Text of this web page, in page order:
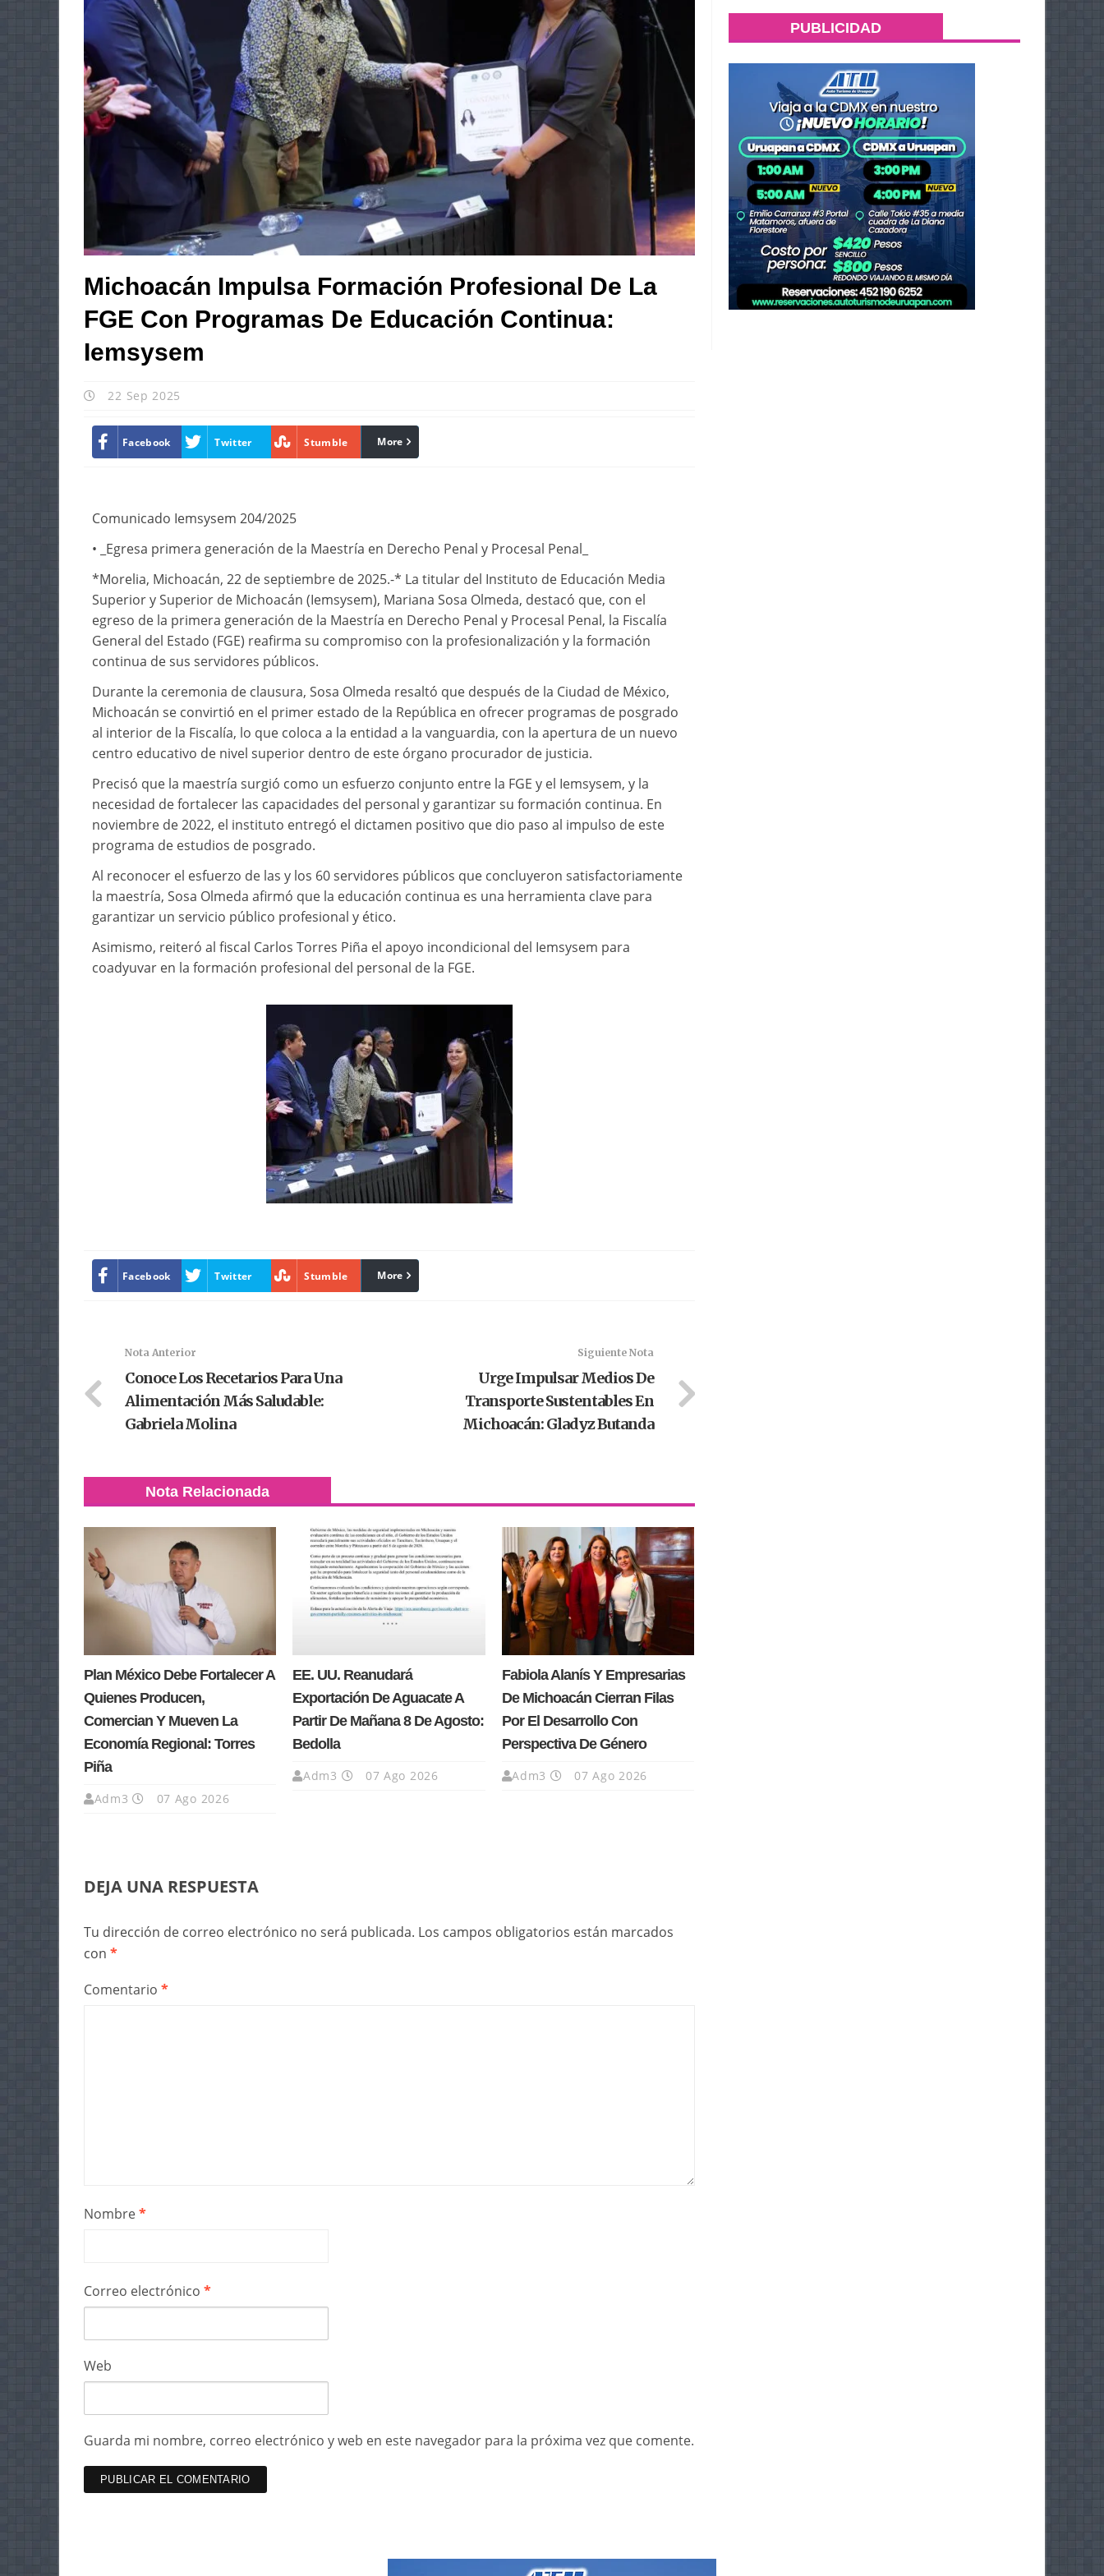
Michoacán Impulsa Formación Profesional De La
FGE Con Programas De Educación Continua:
Iemsysem
22 Sep 2025
Facebook Twitter Stumble linkedin
More
Comunicado Iemsysem 204/2025
• _Egresa primera generación de la Maestría en Derecho Penal y Procesal Penal_
*Morelia, Michoacán, 22 de septiembre de 2025.-* La titular del Instituto de Educación Media
Superior y Superior de Michoacán (Iemsysem), Mariana Sosa Olmeda, destacó que, con el
egreso de la primera generación de la Maestría en Derecho Penal y Procesal Penal, la Fiscalía
General del Estado (FGE) reafirma su compromiso con la profesionalización y la formación
continua de sus servidores públicos.
Durante la ceremonia de clausura, Sosa Olmeda resaltó que después de la Ciudad de México,
Michoacán se convirtió en el primer estado de la República en ofrecer programas de posgrado
al interior de la Fiscalía, lo que coloca a la entidad a la vanguardia, con la apertura de un nuevo
centro educativo de nivel superior dentro de este órgano procurador de justicia.
Precisó que la maestría surgió como un esfuerzo conjunto entre la FGE y el Iemsysem, y la
necesidad de fortalecer las capacidades del personal y garantizar su formación continua. En
noviembre de 2022, el instituto entregó el dictamen positivo que dio paso al impulso de este
programa de estudios de posgrado.
Al reconocer el esfuerzo de las y los 60 servidores públicos que concluyeron satisfactoriamente
la maestría, Sosa Olmeda afirmó que la educación continua es una herramienta clave para
garantizar un servicio público profesional y ético.
Asimismo, reiteró al fiscal Carlos Torres Piña el apoyo incondicional del Iemsysem para
coadyuvar en la formación profesional del personal de la FGE.
Facebook Twitter Stumble linkedin
More
Nota Anterior
Conoce Los Recetarios Para Una
Alimentación Más Saludable:
Gabriela Molina
Siguiente Nota
Urge Impulsar Medios De
Transporte Sustentables En
Michoacán: Gladyz Butanda
Nota Relacionada
Plan México Debe Fortalecer A
Quienes Producen,
Comercian Y Mueven La
Economía Regional: Torres
Piña
Adm3 07 Ago 2026
EE. UU. Reanudará
Exportación De Aguacate A
Partir De Mañana 8 De Agosto:
Bedolla
Adm3 07 Ago 2026
Fabiola Alanís Y Empresarias
De Michoacán Cierran Filas
Por El Desarrollo Con
Perspectiva De Género
Adm3 07 Ago 2026
DEJA UNA RESPUESTA
Tu dirección de correo electrónico no será publicada. Los campos obligatorios están marcados
con *
Comentario *
Nombre*
Correo electrónico *
Web
Guarda mi nombre, correo electrónico y web en este navegador para la próxima vez que comente.
PUBLICIDAD